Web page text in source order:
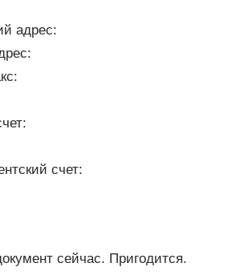
адрес:
счет:
сейчас. Пригодится.